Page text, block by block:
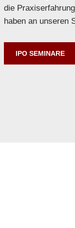
die
haben an unseren
IPO SEMINARE